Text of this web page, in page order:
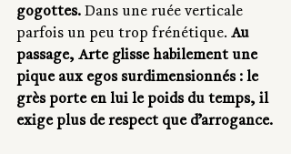
gogottes. Dans une ruée verticale
parfois un peu trop frénétique. Au
passage, Arte glisse habilement une
pique aux egos surdimensionnés : le
grès porte en lui le poids du temps, il
exige plus de respect que d’arrogance.